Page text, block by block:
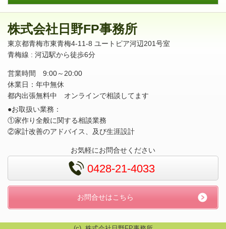
株式会社日野FP事務所
東京都青梅市東青梅4-11-8 ユートピア河辺201号室
青梅線 : 河辺駅から徒歩6分
営業時間 9:00～20:00
休業日：年中無休
都内出張無料中 オンラインで相談してます
●お取扱い業務：
①家作り全般に関する相談業務
②家計改善のアドバイス、及び生涯設計
お気軽にお問合せください
0428-21-4033
お問合せはこちら